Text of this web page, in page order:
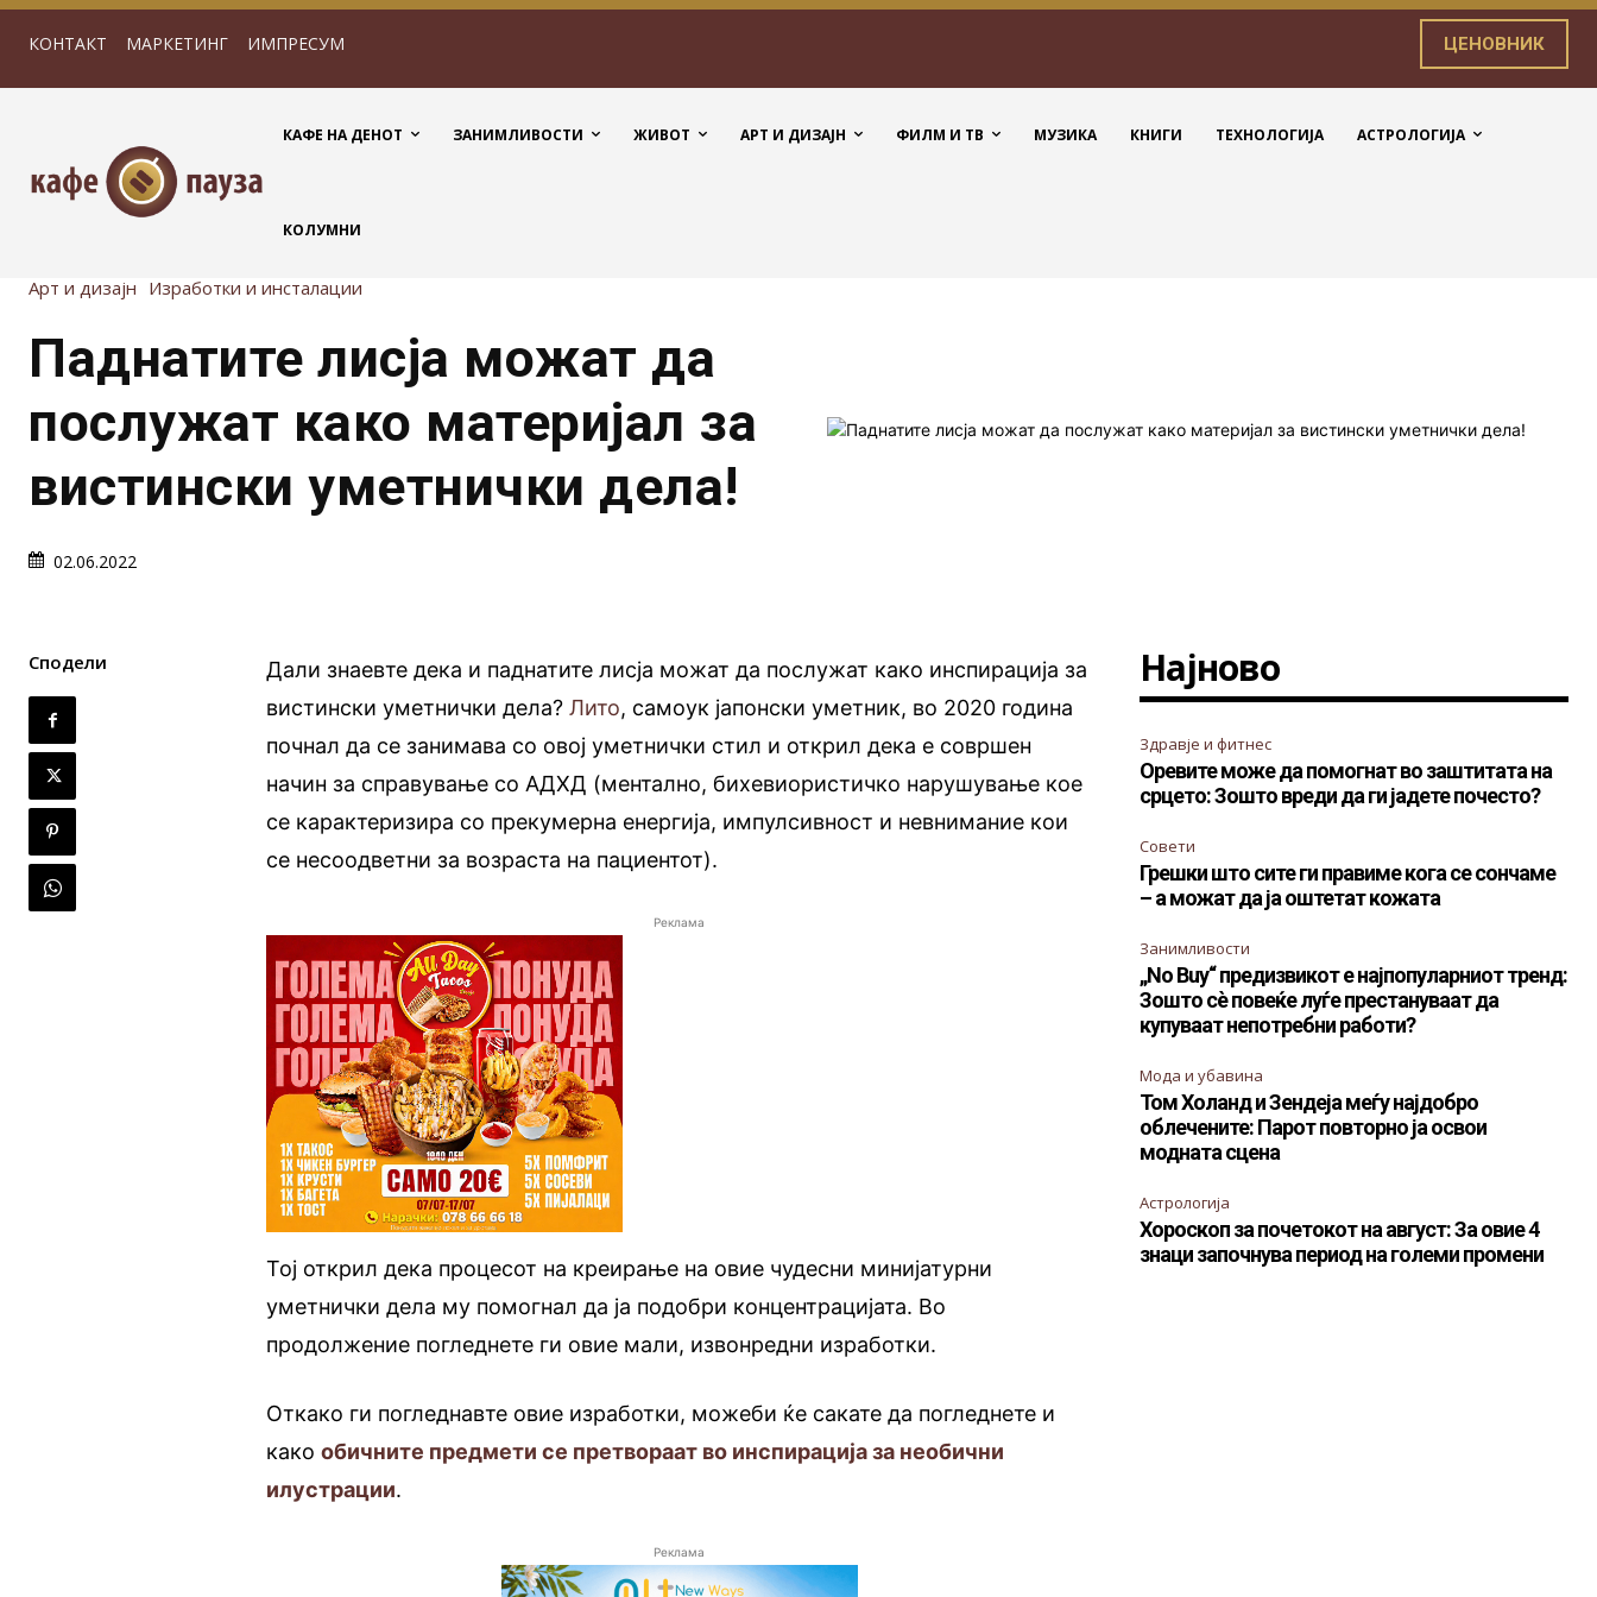
КОНТАКТ МАРКЕТИНГ ИМПРЕСУМ ЦЕНОВНИК
КАФЕ НА ДЕНОТ ЗАНИМЛИВОСТИ ЖИВОТ АРТ И ДИЗАЈН ФИЛМ И ТВ МУЗИКА КНИГИ ТЕХНОЛОГИЈА АСТРОЛОГИЈА
КОЛУМНИ
Арт и дизајн Изработки и инсталации
Паднатите лисја можат да
послужат како материјал за
вистински уметнички дела!
02.06.2022
Сподели
Дали знаевте дека и паднатите лисја можат да послужат како инспирација за
вистински уметнички дела?Лито, самоук јапонски уметник, во 2020 година
почнал да се занимава со овој уметнички стил и открил дека е совршен
начин за справување со АДХД (ментално, бихевиористичко нарушување кое
се карактеризира со прекумерна енергија, импулсивност и невнимание кои
се несоодветни за возраста на пациентот).
Реклама
Тој открил дека процесот на креирање на овие чудесни минијатурни
уметнички дела му помогнал да ја подобри концентрацијата. Во
продолжение погледнете ги овие мали, извонредни изработки.
Откако ги погледнавте овие изработки, можеби ќе сакате да погледнете и
какообичните предмети се претвораат во инспирација за необични
илустрации.
Реклама
Најново
Здравје и фитнес
Оревите може да помогнат во заштитата на
срцето: Зошто вреди да ги јадете почесто?
Совети
Грешки што сите ги правиме кога се сончаме
– а можат да ја оштетат кожата
Занимливости
„No Buy“ предизвикот е најпопуларниот тренд:
Зошто сè повеќе луѓе престануваат да
купуваат непотребни работи?
Мода и убавина
Том Холанд и Зендеја меѓу најдобро
облечените: Парот повторно ја освои
модната сцена
Астрологија
Хороскоп за почетокот на август: За овие 4
знаци започнува период на големи промени